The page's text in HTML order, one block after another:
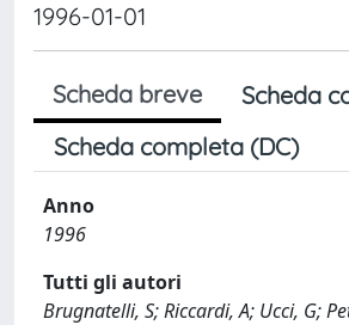
1996-01-01
Scheda breve
Scheda
Scheda completa (DC)
Anno
1996
Tutti gli autori
Brugnatelli, S; Riccardi, A; Ucci, G;